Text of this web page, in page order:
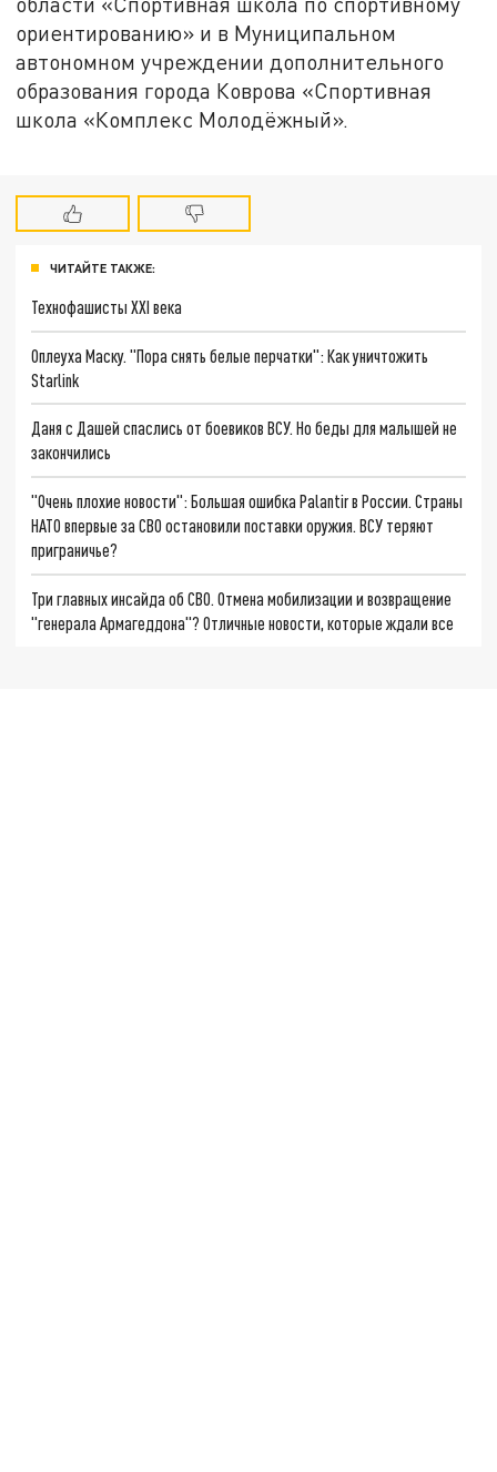
ориентированию» и в Муниципальном
автономном учреждении дополнительного
образования города Коврова «Спортивная
школа «Комплекс Молодёжный».
ЧИТАЙТЕ ТАКЖЕ:
Технофашисты XXI века
Оплеуха Маску. "Пора снять белые перчатки": Как уничтожить
Starlink
Даня с Дашей спаслись от боевиков ВСУ. Но беды для малышей не
закончились
"Очень плохие новости": Большая ошибка Palantir в России. Страны
НАТО впервые за СВО остановили поставки оружия. ВСУ теряют
приграничье?
Три главных инсайда об СВО. Отмена мобилизации и возвращение
"генерала Армагеддона"? Отличные новости, которые ждали все